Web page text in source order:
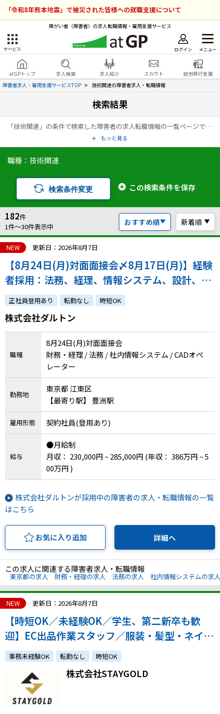
「令和8年熊本地震」で被災された皆様への就職支援について
障がい者（障害者）の求人転職情報・雇用支援サービス
サービス ログイン メニュー
atGPトップ 求人検索 求人紹介 スカウト
就労移行支援
障害者求人・雇用支援サービスTOP
技術関連の障害者求人・転職情報
検索結果
「技術関連」の条件で検索した障害者の求人転職情報の一覧ページです。アットジーピー（atGP）は、障害者の求人情報・障害者専門の転職支援サービス（エージェント）・就労移行支援事業所など、雇用に関する様々なサービスを展開している障害者の「働く」をトータルでサポートするサービスです。
もっと見る
職種：技術関連
検索条件変更 この検索条件を保存
おすすめ順 新着順
182件
1件〜30件表示中
NEW 更新日：2026年8月7日
【8月24日(月)対面面接会〆8月17日(月)】経験
者採用：法務、経理、情報システム、設計、そ
の他部門での募集／業務習得後、週2回の在宅
勤務相談可能♪
正社員登用あり 転勤なし 時短OK
株式会社ダルトン
職種
8月24日(月)対面面接会
財務・経理 / 法務 / 社内情報システム / CADオペ
レーター
勤務地
東京都 江東区
【最寄り駅】 豊洲駅
雇用形態 契約社員(登用あり)
給与
●月給制
月収： 230,000円 ~ 285,000円 (年収： 386万円 ~ 5
00万円 )
株式会社ダルトンが採用中の障害者の求人・転職情報の一覧
はこちら
お気に入り追加 詳細へ
この求人に関連する障害者求人・転職情報
東京都の求人 財務・経理の求人 法務の求人 社内情報システムの求人
NEW 更新日：2026年8月7日
【時短OK／未経験OK／学生、第二新卒も歓
迎】EC出品作業スタッフ／服装・髪型・ネイル
自由／10時勤務開始／シフト制／ファッション
業界に興味ある方歓迎！
事務未経験OK 転勤なし 時短OK
株式会社STAYGOLD
障害者雇用のアットジーピー
サービスラインナップ
障害者専門の就転職支援サービス
障害者アスリート専門の就転職支援サービス
ハイスキルな障害者の転職支援サービス
障害のある新卒学生専門の就職エージェントサービス
求人検索・スカウトサービス
障害者専門の求人検索・スカウトサービス
就労移行支援サービス
障害別専門支援の就労移行支援サービス
IT・Web制作スキルを身につける就労移行支援サービス
ソーシャルファームサービス
しいたけ生産で実現する
新しい障害者雇用支援サービス
ご利用ガイド
法人向けページ
メニューを閉じる
ログイン 会員登録 無料
求人を検索する
求人を紹介してもらう
スカウトを受ける
就労移行支援サービス
就職・転職ノウハウ
お問い合わせ・よくある質問
お問い合わせ
よくある質問
採用をお考えの企業様はこちら